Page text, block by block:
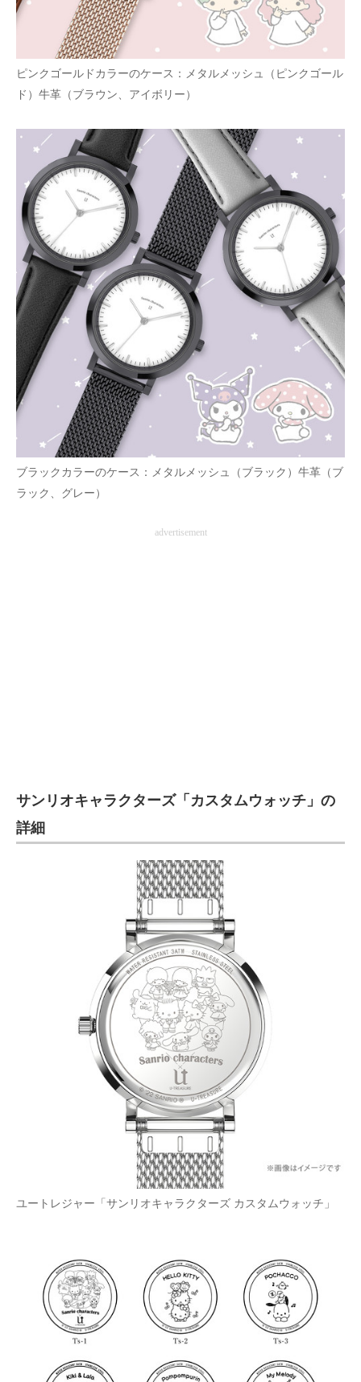
ピンクゴールドカラーのケース：メタルメッシュ（ピンクゴール
ド）牛革（ブラウン、アイボリー）
ブラックカラーのケース：メタルメッシュ（ブラック）牛革（ブ
ラック、グレー）
advertisement
サンリオキャラクターズ「カスタムウォッチ」の
詳細
ユートレジャー「サンリオキャラクターズ カスタムウォッチ」